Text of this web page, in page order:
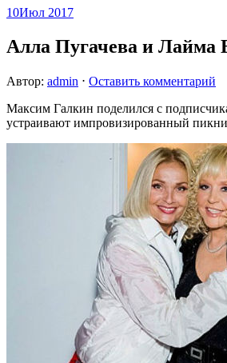
10Июл 2017
Алла Пугачева и Лайма
Автор: admin ⋅ Оставить комментарий
Максим Галкин поделился с
устраивают импровизированный